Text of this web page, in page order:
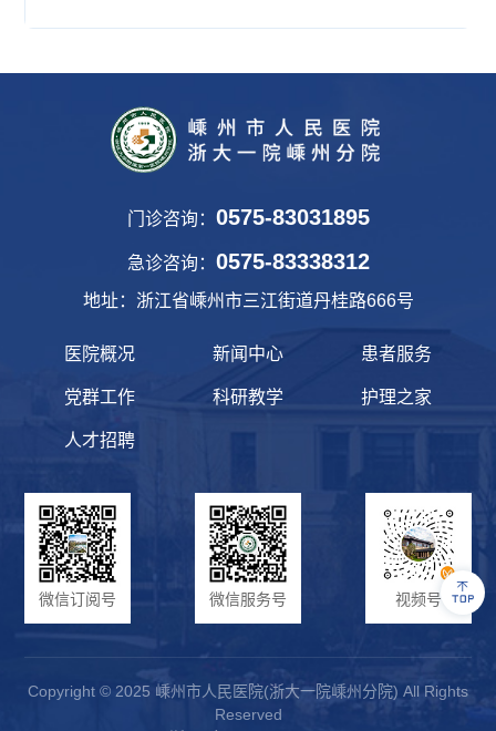
门诊咨询： 0575-83031895
急诊咨询： 0575-83338312
地址：浙江省嵊州市三江街道丹桂路666号
医院概况 新闻中心 患者服务
党群工作 科研教学 护理之家
人才招聘
微信订阅号 微信服务号 视频号
Copyright © 2025 嵊州市人民医院(浙大一院嵊州分院) All Rights
Reserved